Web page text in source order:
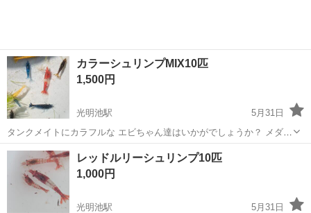
カラーシュリンプMIX10匹
1,500円
光明池駅
5月31日
タンクメイトにカラフルな エビちゃん達はいかがでしょうか？ メダカ
の残餌の処理やコケの予防に頑張ってくれます。 チェリーシュリンプ
レッドルリーシュリンプ ダークブルーシュリンプ ゴールデンイエロー
シュリンプ その他、ラン...
大阪 和泉市 光明池駅 シュリンプ
レッドルリーシュリンプ10匹
1,000円
光明池駅
5月31日